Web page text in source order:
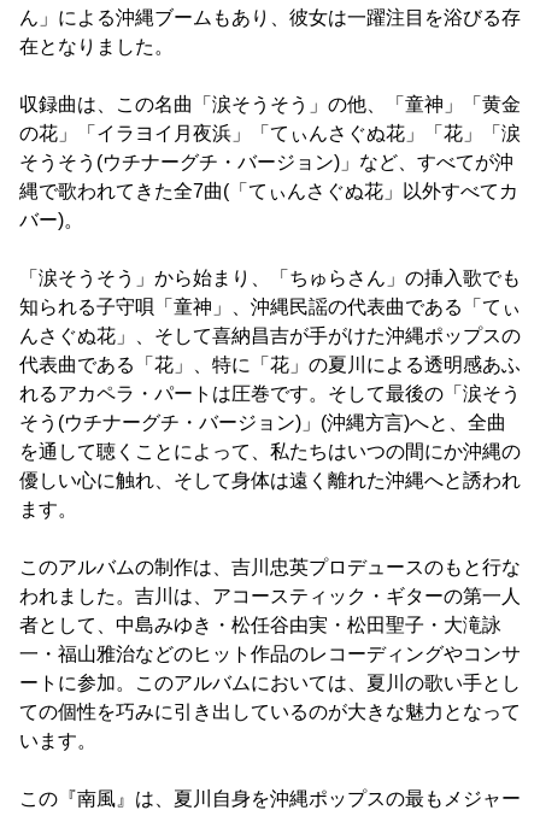
ん」による沖縄ブームもあり、彼女は一躍注目を浴びる存
在となりました。
収録曲は、この名曲「涙そうそう」の他、「童神」「黄金
の花」「イラヨイ月夜浜」「てぃんさぐぬ花」「花」「涙
そうそう(ウチナーグチ・バージョン)」など、すべてが沖
縄で歌われてきた全7曲(「てぃんさぐぬ花」以外すべてカ
バー)。
「涙そうそう」から始まり、「ちゅらさん」の挿入歌でも
知られる子守唄「童神」、沖縄民謡の代表曲である「てぃ
んさぐぬ花」、そして喜納昌吉が手がけた沖縄ポップスの
代表曲である「花」、特に「花」の夏川による透明感あふ
れるアカペラ・パートは圧巻です。そして最後の「涙そう
そう(ウチナーグチ・バージョン)」(沖縄方言)へと、全曲
を通して聴くことによって、私たちはいつの間にか沖縄の
優しい心に触れ、そして身体は遠く離れた沖縄へと誘われ
ます。
このアルバムの制作は、吉川忠英プロデュースのもと行な
われました。吉川は、アコースティック・ギターの第一人
者として、中島みゆき・松任谷由実・松田聖子・大滝詠
一・福山雅治などのヒット作品のレコーディングやコンサ
ートに参加。このアルバムにおいては、夏川の歌い手とし
ての個性を巧みに引き出しているのが大きな魅力となって
います。
この『南風』は、夏川自身を沖縄ポップスの最もメジャー